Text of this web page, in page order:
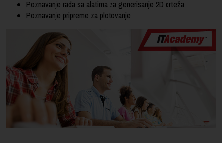
Poznavanje rada sa alatima za generisanje 2D crteža
Poznavanje pripreme za plotovanje